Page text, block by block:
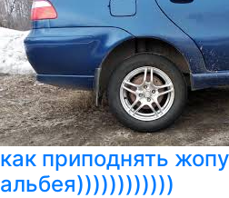
как приподнять
альбея))))))))))))